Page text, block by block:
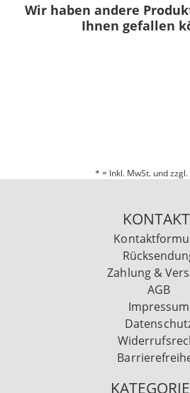
Wir haben andere
Ihnen gefallen
* = Inkl. MwSt. und zzgl.
KONTAKT
Zahlung &
AGB
Impressum